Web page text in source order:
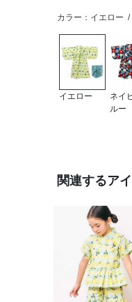
カラー：イエロー /
イエロー
ネイ
ルー
関連するア